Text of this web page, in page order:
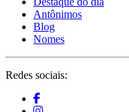
Antônimos
Blog
Nomes
Redes sociais: